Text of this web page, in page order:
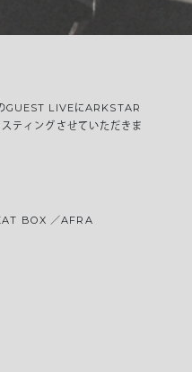
LIVEにARKSTAR
ティングさせていただきま
BOX ／AFRA